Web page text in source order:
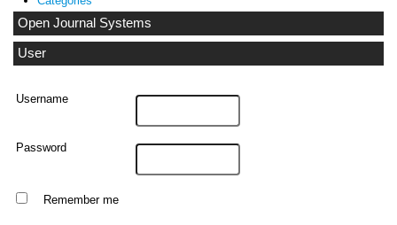
Open Journal Systems
User
Username
Password
Remember me